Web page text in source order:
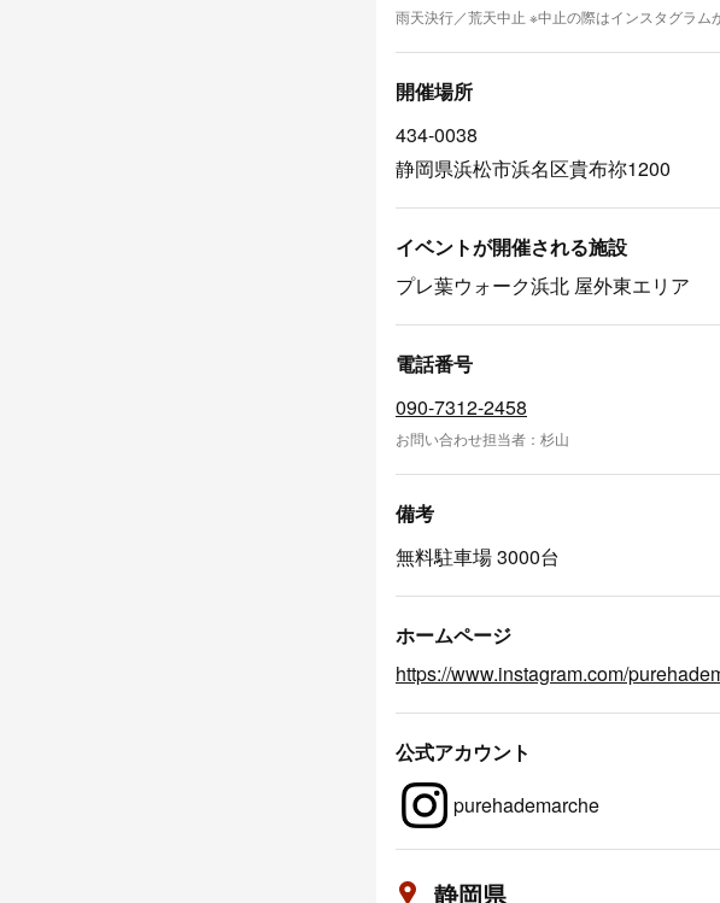
雨天決行／荒天中止 ※中止の際はインスタグラム
開催場所
434-0038
静岡県浜松市浜名区貴布祢1200
イベントが開催される施設
プレ葉ウォーク浜北 屋外東エリア
電話番号
090-7312-2458
お問い合わせ担当者：杉山
備考
無料駐車場 3000台
ホームページ
https://www.instagram.com/
公式アカウント
purehademarche
静岡県